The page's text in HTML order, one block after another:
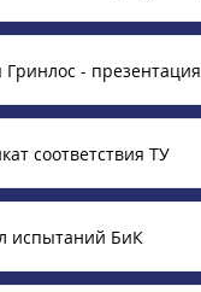
- презентация
соответствия ТУ
испытаний БиК